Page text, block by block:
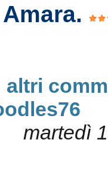
altri
martedì